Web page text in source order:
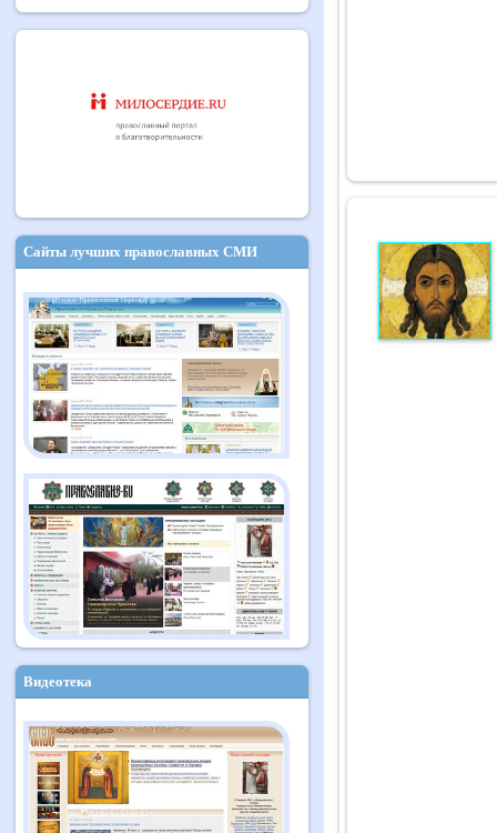
Сайты лучших православных СМИ
Видеотека